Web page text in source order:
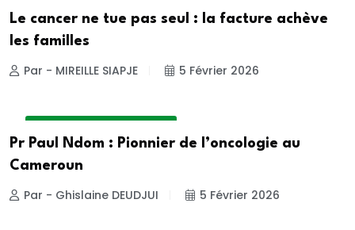
Le cancer ne tue pas seul : la facture achève
les familles
Par - MIREILLE SIAPJE 5 Février 2026
Pr Paul Ndom : Pionnier de l’oncologie au
Cameroun
Par - Ghislaine DEUDJUI 5 Février 2026